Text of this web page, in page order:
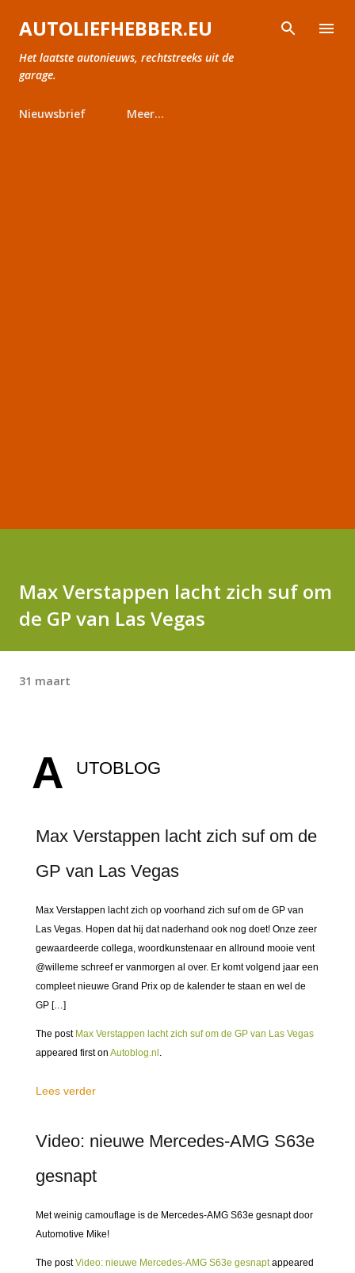
Doorgaan naar hoofdcontent
AUTOLIEFHEBBER.EU
Het laatste autonieuws, rechtstreeks uit de
garage.
Nieuwsbrief Meer…
Max Verstappen lacht zich suf om
de GP van Las Vegas
31 maart
A UTOBLOG
Max Verstappen lacht zich suf om de
GP van Las Vegas
Max Verstappen lacht zich op voorhand zich suf om de GP van
Las Vegas. Hopen dat hij dat naderhand ook nog doet! Onze zeer
gewaardeerde collega, woordkunstenaar en allround mooie vent
@willeme schreef er vanmorgen al over. Er komt volgend jaar een
compleet nieuwe Grand Prix op de kalender te staan en wel de
GP […]
The post Max Verstappen lacht zich suf om de GP van Las Vegas
appeared first on Autoblog.nl .
Lees verder
Video: nieuwe Mercedes-AMG S63e
gesnapt
Met weinig camouflage is de Mercedes-AMG S63e gesnapt door
Automotive Mike!
The postVideo: nieuwe Mercedes-AMG S63e gesnaptappeared